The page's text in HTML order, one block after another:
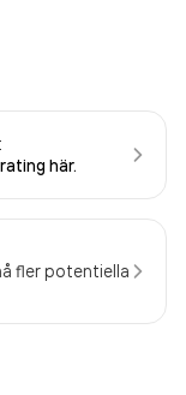
här.
fler potentiella